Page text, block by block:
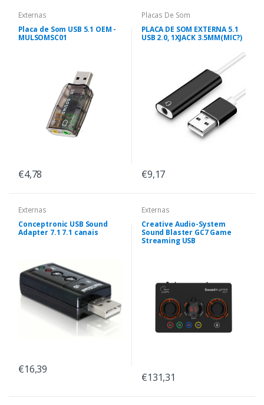
Externas
Placa de Som USB 5.1 OEM -
MULSOMSC01
€4,78
Placas De Som
PLACA DE SOM EXTERNA 5.1
USB 2.0, 1XJACK 3.5MM(MIC?)
€9,17
Externas
Conceptronic USB Sound
Adapter 7.1 7.1 canais
€16,39
Externas
Creative Audio-System
Sound Blaster GC7 Game
Streaming USB
€131,31